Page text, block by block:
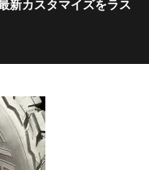
新カスタマイズをラス